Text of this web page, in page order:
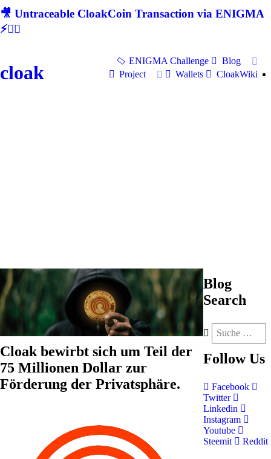
🎥 Untraceable CloakCoin Transaction via ENIGMA
⚡🕵‍♂
cloak
ENIGMA Challenge
Blog
Project
Wallets CloakWiki
Cloak bewirbt sich um Teil der
75 Millionen Dollar zur
Förderung der Privatsphäre.
Blog
Search
Follow Us
Facebook
Twitter
Linkedin
Instagram
Youtube
Steemit
Reddit